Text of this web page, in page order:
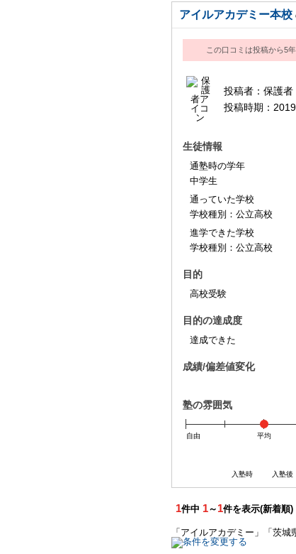
アイルアカデミー本校
この口コミは投稿から5
投稿者： 保護者
投稿時期：
生徒情報
通塾時の学年
中学生
通っていた学校
学校種別：公立高校
進学できた学校
学校種別：公立高校
目的
高校受験
目的の達成度
達成できた
成績/偏差値変化
入塾時 入塾後
塾の雰囲気
自由 平均
1件中 1～ 1件を表示(新着順)
「アイルアカデミー」「茨城